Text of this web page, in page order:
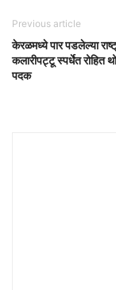
Previous article
केरळमध्ये पार पडलेल्या
कलारीपट्टू स्पर्धेत रोहित
पदक